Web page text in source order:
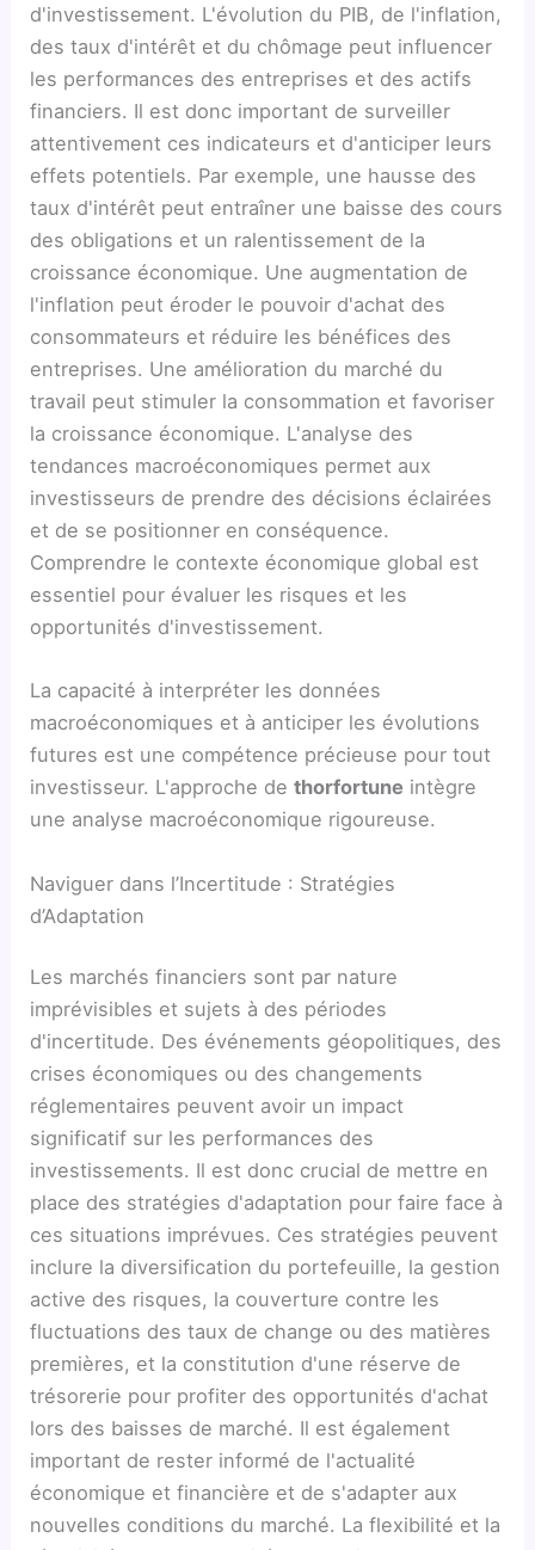
d'investissement. L'évolution du PIB, de l'inflation,
des taux d'intérêt et du chômage peut influencer
les performances des entreprises et des actifs
financiers. Il est donc important de surveiller
attentivement ces indicateurs et d'anticiper leurs
effets potentiels. Par exemple, une hausse des
taux d'intérêt peut entraîner une baisse des cours
des obligations et un ralentissement de la
croissance économique. Une augmentation de
l'inflation peut éroder le pouvoir d'achat des
consommateurs et réduire les bénéfices des
entreprises. Une amélioration du marché du
travail peut stimuler la consommation et favoriser
la croissance économique. L'analyse des
tendances macroéconomiques permet aux
investisseurs de prendre des décisions éclairées
et de se positionner en conséquence.
Comprendre le contexte économique global est
essentiel pour évaluer les risques et les
opportunités d'investissement.
La capacité à interpréter les données
macroéconomiques et à anticiper les évolutions
futures est une compétence précieuse pour tout
investisseur. L'approche dethorfortune intègre
une analyse macroéconomique rigoureuse.
Naviguer dans l’Incertitude : Stratégies
d’Adaptation
Les marchés financiers sont par nature
imprévisibles et sujets à des périodes
d'incertitude. Des événements géopolitiques, des
crises économiques ou des changements
réglementaires peuvent avoir un impact
significatif sur les performances des
investissements. Il est donc crucial de mettre en
place des stratégies d'adaptation pour faire face à
ces situations imprévues. Ces stratégies peuvent
inclure la diversification du portefeuille, la gestion
active des risques, la couverture contre les
fluctuations des taux de change ou des matières
premières, et la constitution d'une réserve de
trésorerie pour profiter des opportunités d'achat
lors des baisses de marché. Il est également
important de rester informé de l'actualité
économique et financière et de s'adapter aux
nouvelles conditions du marché. La flexibilité et la